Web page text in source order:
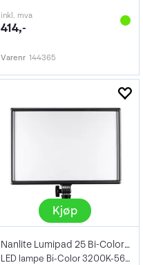
inkl. mva
414,-
Varenr 144365
Kjøp
Nanlite Lumipad 25 Bi-Color LED Light
LED lampe Bi-Color 3200K-5600K